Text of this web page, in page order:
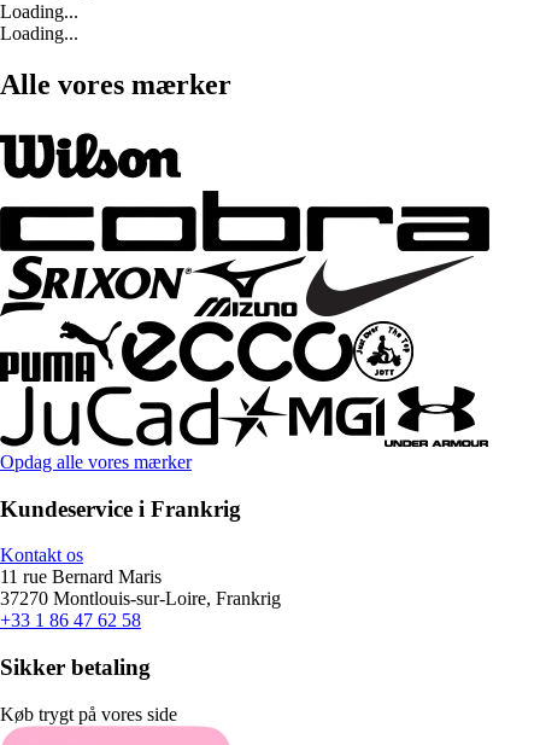
Loading...
Loading...
Alle vores mærker
Opdag alle vores mærker
Kundeservice i Frankrig
Kontakt os
11 rue Bernard Maris
37270 Montlouis-sur-Loire, Frankrig
+33 1 86 47 62 58
Sikker betaling
Køb trygt på vores side